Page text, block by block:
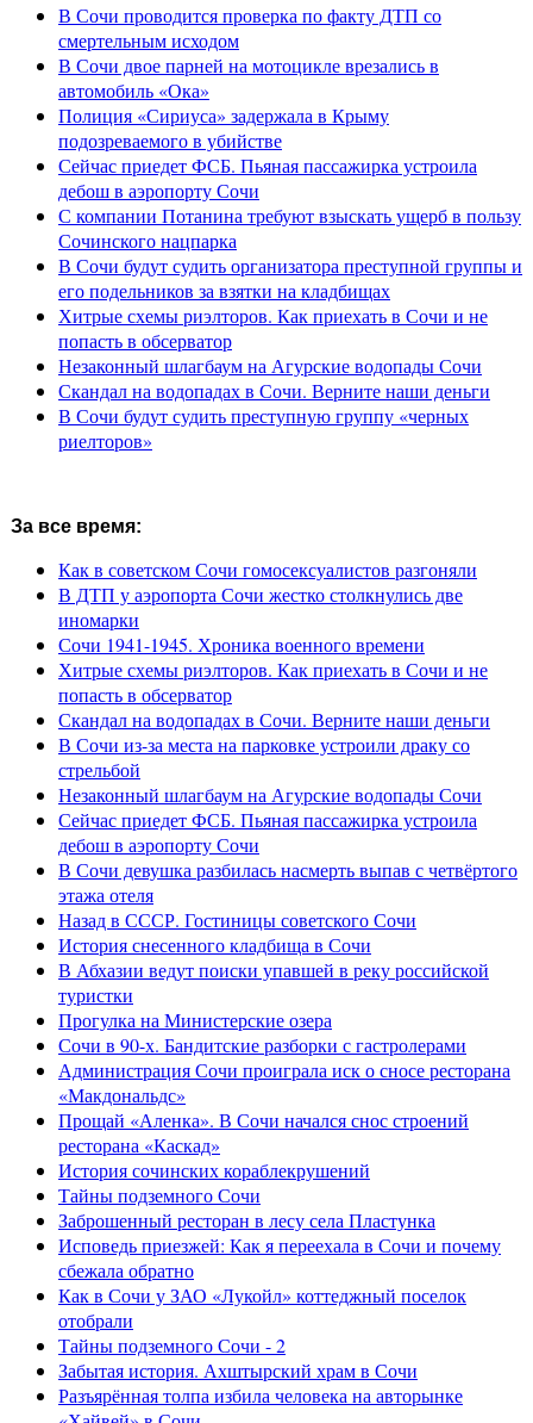
В Сочи проводится проверка по факту ДТП со
смертельным исходом
В Сочи двое парней на мотоцикле врезались в
автомобиль «Ока»
Полиция «Сириуса» задержала в Крыму
подозреваемого в убийстве
Сейчас приедет ФСБ. Пьяная пассажирка устроила
дебош в аэропорту Сочи
С компании Потанина требуют взыскать ущерб в пользу
Сочинского нацпарка
В Сочи будут судить организатора преступной группы и
его подельников за взятки на кладбищах
Хитрые схемы риэлторов. Как приехать в Сочи и не
попасть в обсерватор
Незаконный шлагбаум на Агурские водопады Сочи
Скандал на водопадах в Сочи. Верните наши деньги
В Сочи будут судить преступную группу «черных
риелторов»
За все время:
Как в советском Сочи гомосексуалистов разгоняли
В ДТП у аэропорта Сочи жестко столкнулись две
иномарки
Сочи 1941-1945. Хроника военного времени
Хитрые схемы риэлторов. Как приехать в Сочи и не
попасть в обсерватор
Скандал на водопадах в Сочи. Верните наши деньги
В Сочи из-за места на парковке устроили драку со
стрельбой
Незаконный шлагбаум на Агурские водопады Сочи
Сейчас приедет ФСБ. Пьяная пассажирка устроила
дебош в аэропорту Сочи
В Сочи девушка разбилась насмерть выпав с четвёртого
этажа отеля
Назад в СССР. Гостиницы советского Сочи
История снесенного кладбища в Сочи
В Абхазии ведут поиски упавшей в реку российской
туристки
Прогулка на Министерские озера
Сочи в 90-х. Бандитские разборки с гастролерами
Администрация Сочи проиграла иск о сносе ресторана
«Макдональдс»
Прощай «Аленка». В Сочи начался снос строений
ресторана «Каскад»
История сочинских кораблекрушений
Тайны подземного Сочи
Заброшенный ресторан в лесу села Пластунка
Исповедь приезжей: Как я переехала в Сочи и почему
сбежала обратно
Как в Сочи у ЗАО «Лукойл» коттеджный поселок
отобрали
Тайны подземного Сочи - 2
Забытая история. Ахштырский храм в Сочи
Разъярённая толпа избила человека на авторынке